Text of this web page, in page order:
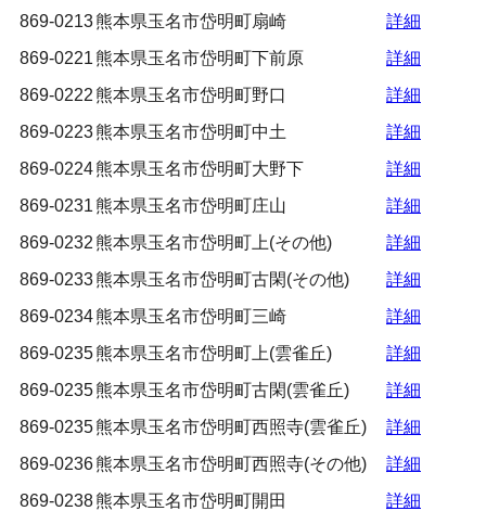
869-0213熊本県玉名市岱明町扇崎
詳細
869-0221 熊本県玉名市岱明町下前原
詳細
869-0222 熊本県玉名市岱明町野口
詳細
869-0223熊本県玉名市岱明町中土
詳細
869-0224熊本県玉名市岱明町大野下
詳細
869-0231 熊本県玉名市岱明町庄山
詳細
869-0232 熊本県玉名市岱明町上(その他)
詳細
869-0233熊本県玉名市岱明町古閑(その他)
詳細
869-0234熊本県玉名市岱明町三崎
詳細
869-0235熊本県玉名市岱明町上(雲雀丘)
詳細
869-0235熊本県玉名市岱明町古閑(雲雀丘)
詳細
869-0235熊本県玉名市岱明町西照寺(雲雀丘)
詳細
869-0236熊本県玉名市岱明町西照寺(その他)
詳細
869-0238熊本県玉名市岱明町開田 詳細